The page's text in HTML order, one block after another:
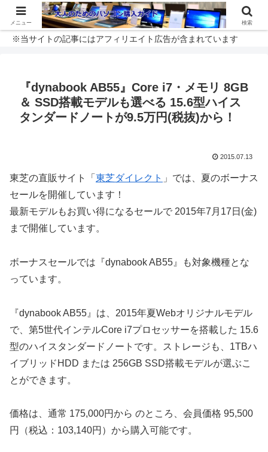
※当サイトの記事にはアフィリエイト広告が含まれています
『dynabook AB55』Core i7・メモリ 8GB
＆ SSD搭載モデルも選べる 15.6型ハイス
タンダードノートが9.5万円(税抜)から！
2015.07.13
東芝の直販サイト「 東芝ダイレクト 」では、夏のボーナス
セールを開催しています！
最新モデルもお買い得になるセールで 2015年7月17日(金)
まで開催しています。
ボーナスセールでは『dynabook AB55』も対象機種とな
っています。
『dynabook AB55』は、2015年夏Webオリジナルモデル
で、第5世代インテルCore i7プロセッサーを搭載した 15.6
型のハイスタンダードノートです。ストレージも、1TBハ
イブリッドHDD または 256GB SSD搭載モデルが選ぶこ
とができます。
価格は、通常 175,000円から のところ、会員価格 95,500
円（税込：103,140円）から購入可能です。
メニュー 検索